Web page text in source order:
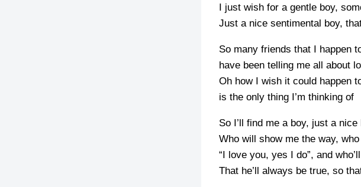
I just wish for a gentle boy,
Just a nice sentimental boy,
So many friends that I happen
have been telling me all about
Oh how I wish it could happen
is the only thing I’m thinking of
So I’ll find me a boy, just a
Who will show me the way,
“I love you, yes I do”, and
That he’ll always be true, so